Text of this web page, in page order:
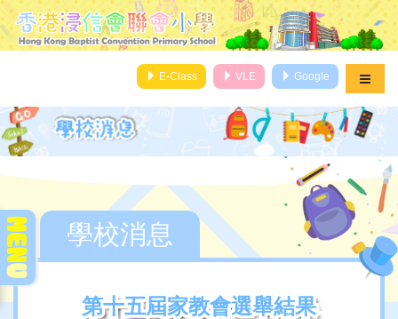
E-Class VLE Google
學校消息
第十五屆家教會選舉結果
第十五屆家教會選舉結果